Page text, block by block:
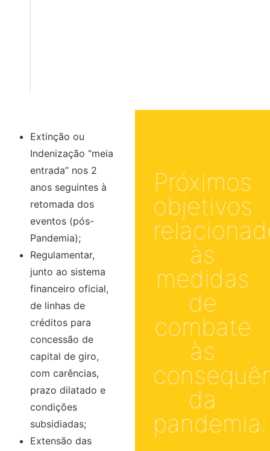
Extinção ou
Indenização “meia
entrada” nos 2
anos seguintes à
retomada dos
eventos (pós-
Pandemia);
Regulamentar,
junto ao sistema
financeiro oficial,
de linhas de
créditos para
concessão de
capital de giro,
com carências,
prazo dilatado e
condições
subsidiadas;
Extensão das
Próximos
objetivos
às
medidas
de
combate
às
da
pandemia: